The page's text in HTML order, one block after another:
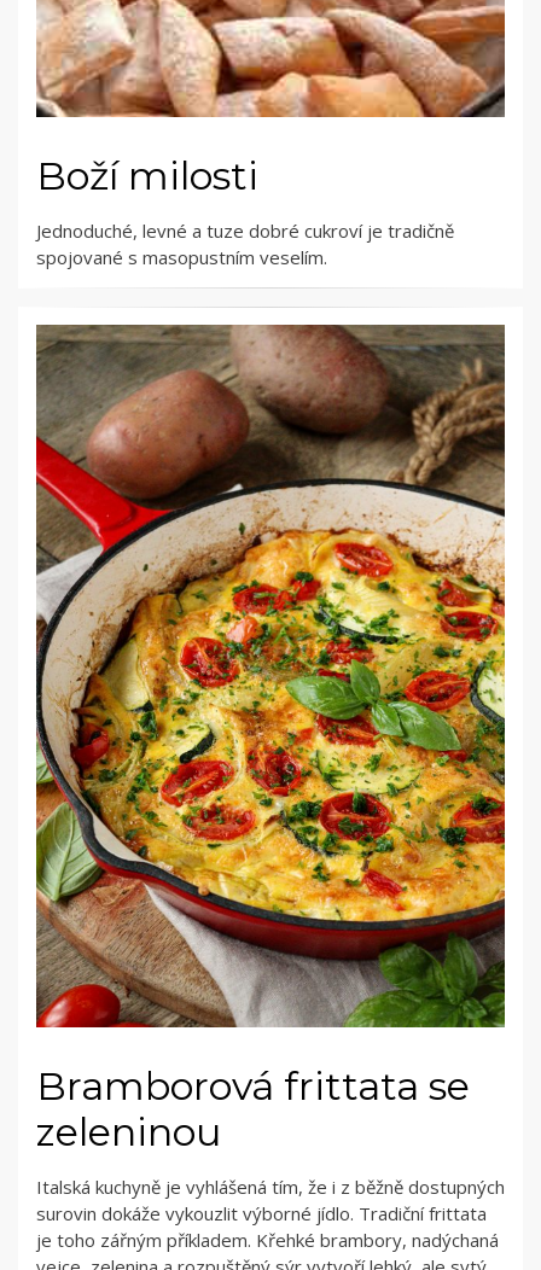
Boží milosti
Jednoduché, levné a tuze dobré cukroví je tradičně
spojované s masopustním veselím.
Bramborová frittata se
zeleninou
Italská kuchyně je vyhlášená tím, že i z běžně dostupných
surovin dokáže vykouzlit výborné jídlo. Tradiční frittata
je toho zářným příkladem. Křehké brambory, nadýchaná